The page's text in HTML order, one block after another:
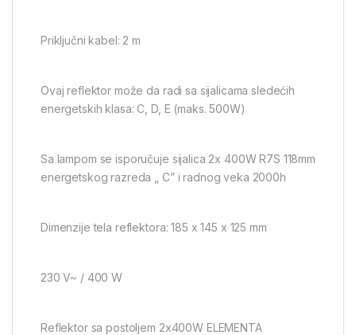
Priključni kabel: 2 m
Ovaj reflektor može da radi sa sijalicama sledećih
energetskih klasa: C, D, E (maks. 500W)
Sa lampom se isporučuje sijalica 2x 400W R7S 118mm
energetskog razreda „ C” i radnog veka 2000h
Dimenzije tela reflektora: 185 x 145 x 125 mm
230 V~ / 400 W
Reflektor sa postoljem 2x400W ELEMENTA